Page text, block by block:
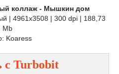
коллаж - Мышкин дом
| 4961x3508 | 300 dpi | 188,73
Mb
Koaress
с Turbobit